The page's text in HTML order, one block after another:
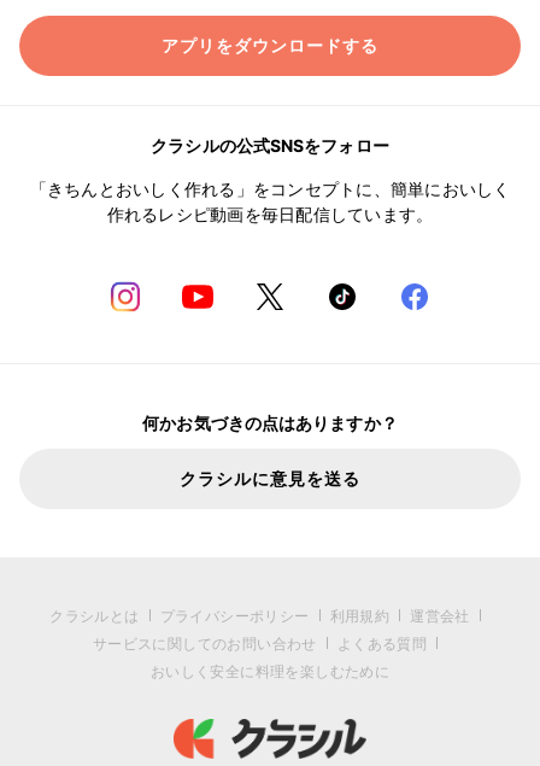
アプリをダウンロードする
クラシルの公式SNSをフォロー
「きちんとおいしく作れる」をコンセプトに、簡単においしく
作れるレシピ動画を毎日配信しています。
何かお気づきの点はありますか？
クラシルに意見を送る
クラシルとは プライバシーポリシー 利用規約
運営会社
サービスに関してのお問い合わせ
よくある質問
おいしく安全に料理を楽しむために